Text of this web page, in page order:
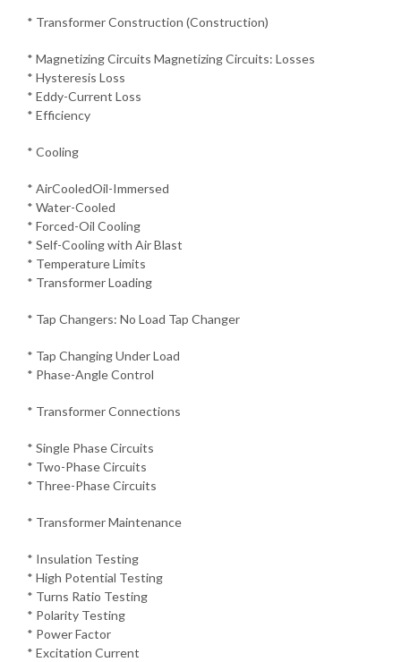
* Transformer Construction (Construction)
* Magnetizing Circuits Magnetizing Circuits: Losses
* Hysteresis Loss
* Eddy-Current Loss
* Efficiency
* Cooling
* AirCooledOil-Immersed
* Water-Cooled
* Forced-Oil Cooling
* Self-Cooling with Air Blast
* Temperature Limits
* Transformer Loading
* Tap Changers: No Load Tap Changer
* Tap Changing Under Load
* Phase-Angle Control
* Transformer Connections
* Single Phase Circuits
* Two-Phase Circuits
* Three-Phase Circuits
* Transformer Maintenance
* Insulation Testing
* High Potential Testing
* Turns Ratio Testing
* Polarity Testing
* Power Factor
* Excitation Current